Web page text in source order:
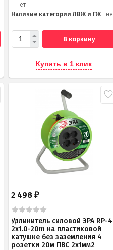
нет
Наличие категории ЛВЖ и ГЖ
В корзину
Купить в 1 клик
2 498₽
Удлинитель силовой ЭРА RP-
2x1.0-20m на пластиковой
катушке без заземления 4
розетки 20м ПВС 2х1мм2